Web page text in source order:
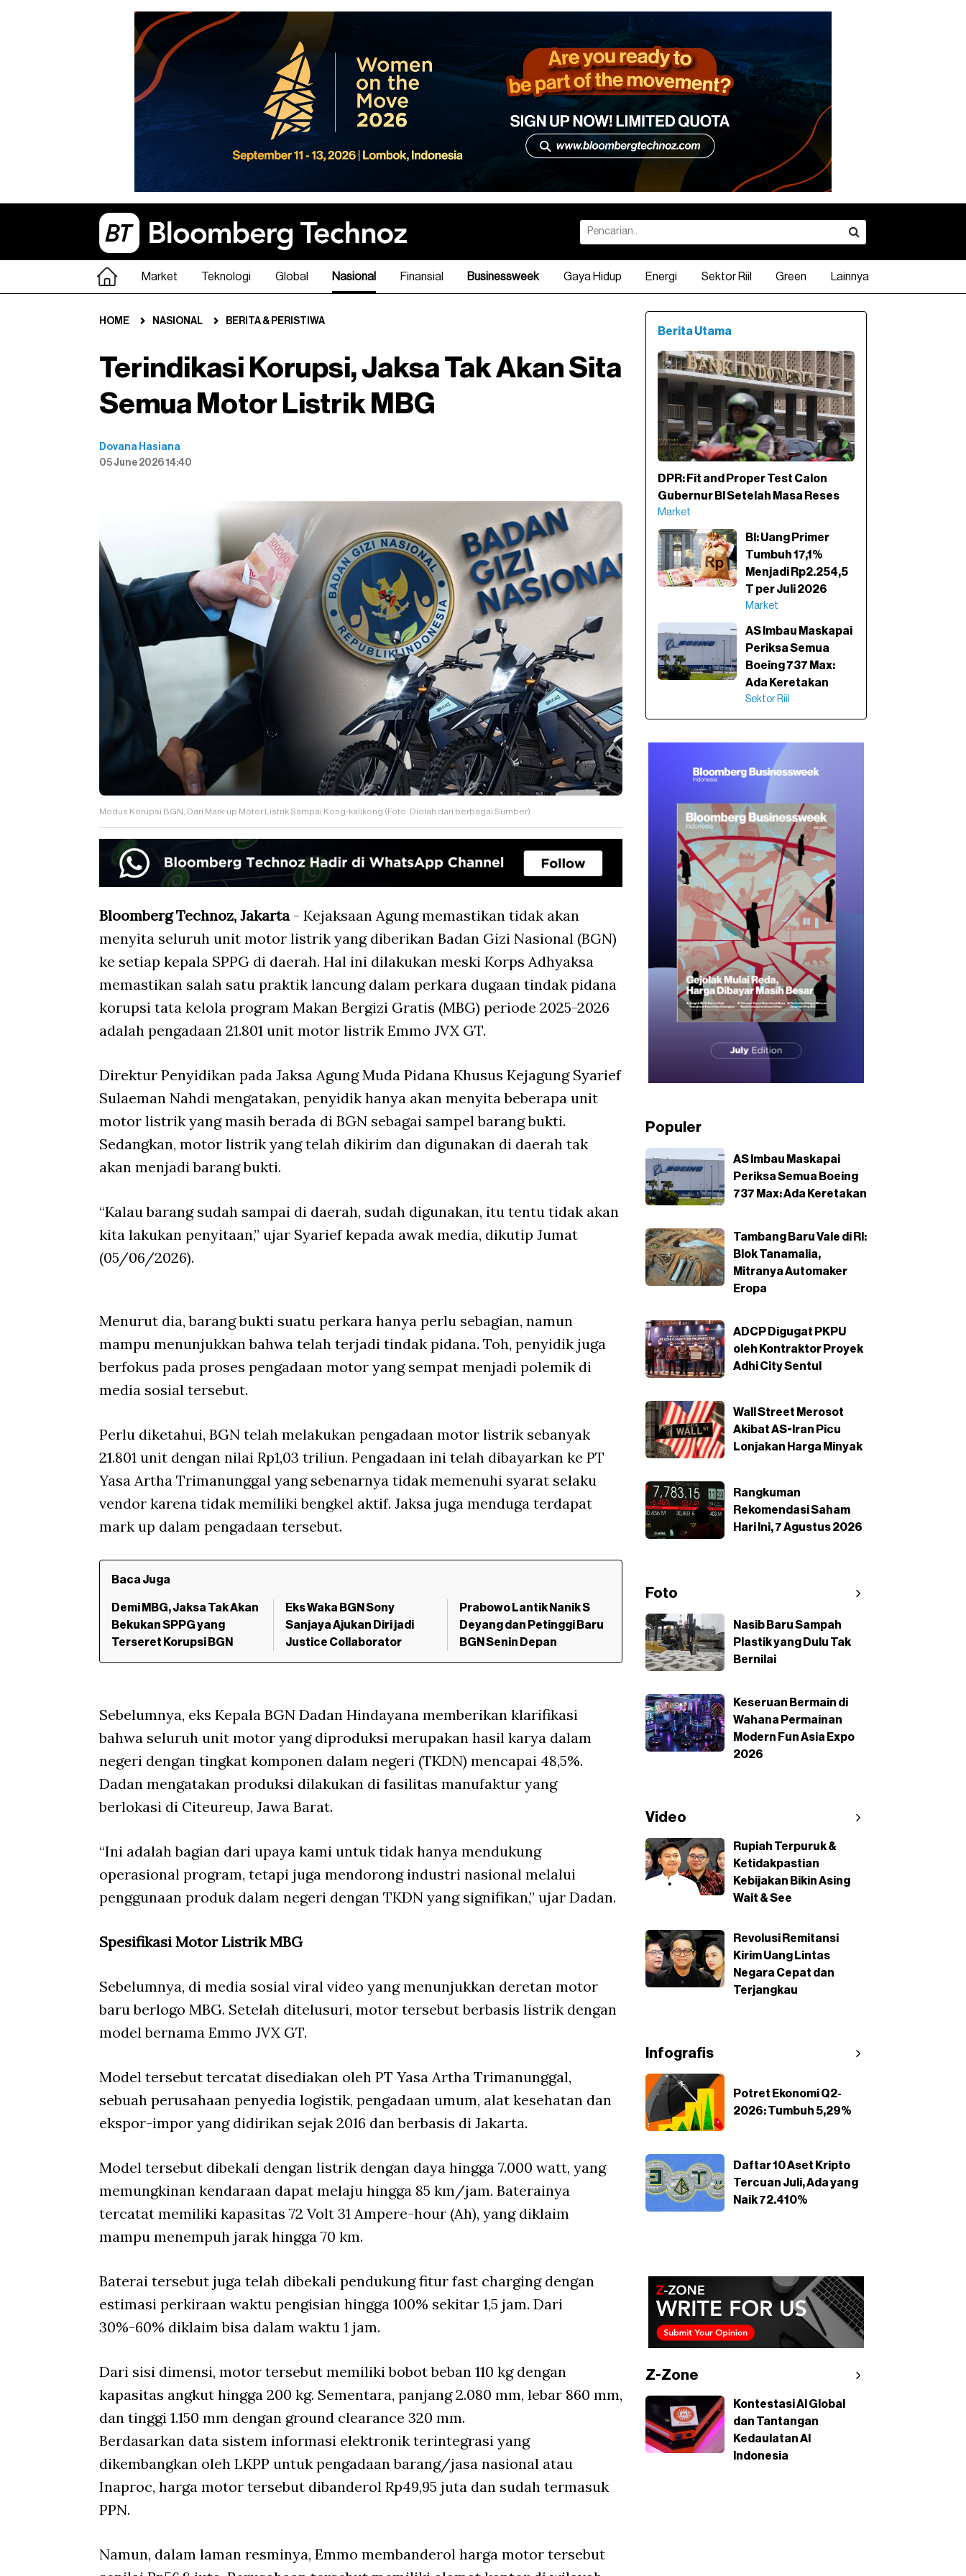
Market Teknologi Global Nasional Finansial Businessweek Gaya Hidup Energi Sektor Riil Green Lainnya
HOME NASIONAL BERITA & PERISTIWA
Terindikasi Korupsi, Jaksa Tak Akan Sita
Semua Motor Listrik MBG
Dovana Hasiana
05 June 2026 14:40
Modus Korupsi BGN, Dari Mark-up Motor Listrik Sampai Kong-kalikong (Foto: Diolah dari berbagai Sumber)
Bloomberg Technoz, Jakarta- Kejaksaan Agung memastikan tidak akan
menyita seluruh unit motor listrik yang diberikan Badan Gizi Nasional (BGN)
ke setiap kepala SPPG di daerah. Hal ini dilakukan meski Korps Adhyaksa
memastikan salah satu praktik lancung dalam perkara dugaan tindak pidana
korupsi tata kelola program Makan Bergizi Gratis (MBG) periode 2025-2026
adalah pengadaan 21.801 unit motor listrik Emmo JVX GT.
Direktur Penyidikan pada Jaksa Agung Muda Pidana Khusus Kejagung Syarief
Sulaeman Nahdi mengatakan, penyidik hanya akan menyita beberapa unit
motor listrik yang masih berada di BGN sebagai sampel barang bukti.
Sedangkan, motor listrik yang telah dikirim dan digunakan di daerah tak
akan menjadi barang bukti.
“Kalau barang sudah sampai di daerah, sudah digunakan, itu tentu tidak akan
kita lakukan penyitaan,” ujar Syarief kepada awak media, dikutip Jumat
(05/06/2026).
Menurut dia, barang bukti suatu perkara hanya perlu sebagian, namun
mampu menunjukkan bahwa telah terjadi tindak pidana. Toh, penyidik juga
berfokus pada proses pengadaan motor yang sempat menjadi polemik di
media sosial tersebut.
Perlu diketahui, BGN telah melakukan pengadaan motor listrik sebanyak
21.801 unit dengan nilai Rp1,03 triliun. Pengadaan ini telah dibayarkan ke PT
Yasa Artha Trimanunggal yang sebenarnya tidak memenuhi syarat selaku
vendor karena tidak memiliki bengkel aktif. Jaksa juga menduga terdapat
mark up dalam pengadaan tersebut.
Baca Juga
Demi MBG, Jaksa Tak Akan
Bekukan SPPG yang
Terseret Korupsi BGN
Eks Waka BGN Sony
Sanjaya Ajukan Diri jadi
Justice Collaborator
Prabowo Lantik Nanik S
Deyang dan Petinggi Baru
BGN Senin Depan
Sebelumnya, eks Kepala BGN Dadan Hindayana memberikan klarifikasi
bahwa seluruh unit motor yang diproduksi merupakan hasil karya dalam
negeri dengan tingkat komponen dalam negeri (TKDN) mencapai 48,5%.
Dadan mengatakan produksi dilakukan di fasilitas manufaktur yang
berlokasi di Citeureup, Jawa Barat.
“Ini adalah bagian dari upaya kami untuk tidak hanya mendukung
operasional program, tetapi juga mendorong industri nasional melalui
penggunaan produk dalam negeri dengan TKDN yang signifikan,” ujar Dadan.
Spesifikasi Motor Listrik MBG
Sebelumnya, di media sosial viral video yang menunjukkan deretan motor
baru berlogo MBG. Setelah ditelusuri, motor tersebut berbasis listrik dengan
model bernama Emmo JVX GT.
Model tersebut tercatat disediakan oleh PT Yasa Artha Trimanunggal,
sebuah perusahaan penyedia logistik, pengadaan umum, alat kesehatan dan
ekspor-impor yang didirikan sejak 2016 dan berbasis di Jakarta.
Model tersebut dibekali dengan listrik dengan daya hingga 7.000 watt, yang
memungkinan kendaraan dapat melaju hingga 85 km/jam. Baterainya
tercatat memiliki kapasitas 72 Volt 31 Ampere-hour (Ah), yang diklaim
mampu menempuh jarak hingga 70 km.
Baterai tersebut juga telah dibekali pendukung fitur fast charging dengan
estimasi perkiraan waktu pengisian hingga 100% sekitar 1,5 jam. Dari
30%-60% diklaim bisa dalam waktu 1 jam.
Dari sisi dimensi, motor tersebut memiliki bobot beban 110 kg dengan
kapasitas angkut hingga 200 kg. Sementara, panjang 2.080 mm, lebar 860 mm,
dan tinggi 1.150 mm dengan ground clearance 320 mm.
Berdasarkan data sistem informasi elektronik terintegrasi yang
dikembangkan oleh LKPP untuk pengadaan barang/jasa nasional atau
Inaproc, harga motor tersebut dibanderol Rp49,95 juta dan sudah termasuk
PPN.
Namun, dalam laman resminya, Emmo membanderol harga motor tersebut
Berita Utama
DPR: Fit and Proper Test Calon
Gubernur BI Setelah Masa Reses
Market
BI: Uang Primer
Tumbuh 17,1%
Menjadi Rp2.254,5
T per Juli 2026
Market
AS Imbau Maskapai
Periksa Semua
Boeing 737 Max:
Ada Keretakan
Sektor Riil
Populer
AS Imbau Maskapai
Periksa Semua Boeing
737 Max: Ada Keretakan
Tambang Baru Vale di RI:
Blok Tanamalia,
Mitranya Automaker
Eropa
ADCP Digugat PKPU
oleh Kontraktor Proyek
Adhi City Sentul
Wall Street Merosot
Akibat AS-Iran Picu
Lonjakan Harga Minyak
Rangkuman
Rekomendasi Saham
Hari Ini, 7 Agustus 2026
Foto
Nasib Baru Sampah
Plastik yang Dulu Tak
Bernilai
Keseruan Bermain di
Wahana Permainan
Modern Fun Asia Expo
2026
Video
Rupiah Terpuruk &
Ketidakpastian
Kebijakan Bikin Asing
Wait & See
Revolusi Remitansi
Kirim Uang Lintas
Negara Cepat dan
Terjangkau
Infografis
Potret Ekonomi Q2-
2026: Tumbuh 5,29%
Daftar 10 Aset Kripto
Tercuan Juli, Ada yang
Naik 72.410%
Z-Zone
Kontestasi AI Global
dan Tantangan
Kedaulatan AI
Indonesia